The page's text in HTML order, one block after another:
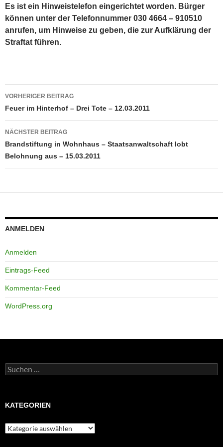
Es ist ein Hinweistelefon eingerichtet worden. Bürger
können unter der Telefonnummer 030 4664 – 910510
anrufen, um Hinweise zu geben, die zur Aufklärung der
Straftat führen.
Beitragsnavigation
VORHERIGER BEITRAG
Feuer im Hinterhof – Drei Tote – 12.03.2011
NÄCHSTER BEITRAG
Brandstiftung in Wohnhaus – Staatsanwaltschaft lobt
Belohnung aus – 15.03.2011
ANMELDEN
Anmelden
Eintrags-Feed
Kommentar-Feed
WordPress.org
Suchen
nach:
KATEGORIEN
Kategorien